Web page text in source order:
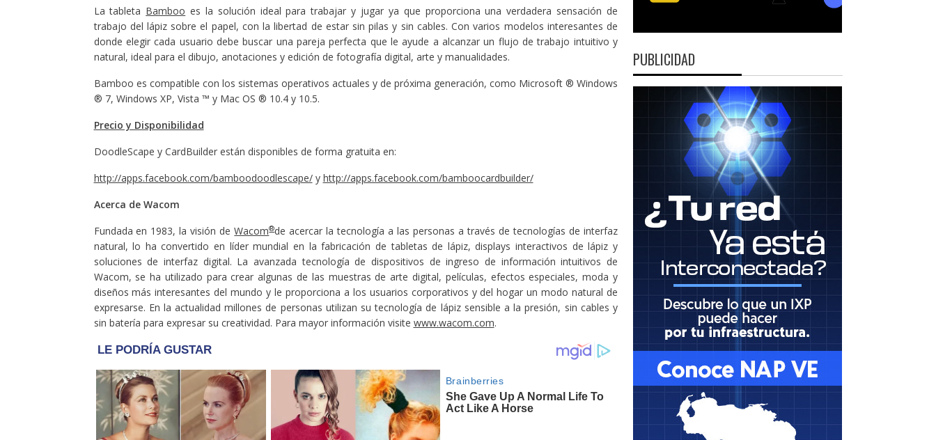
La tableta Bamboo es la solución ideal para trabajar y jugar ya que proporciona una verdadera sensación de
trabajo del lápiz sobre el papel, con la libertad de estar sin pilas y sin cables. Con varios modelos interesantes de
donde elegir cada usuario debe buscar una pareja perfecta que le ayude a alcanzar un flujo de trabajo intuitivo y
natural, ideal para el dibujo, anotaciones y edición de fotografía digital, arte y manualidades.
Bamboo es compatible con los sistemas operativos actuales y de próxima generación, como Microsoft ® Windows
® 7, Windows XP, Vista ™ y Mac OS ® 10.4 y 10.5.
Precio y Disponibilidad
DoodleScape y CardBuilder están disponibles de forma gratuita en:
http://apps.facebook.com/bamboodoodlescape/y http://apps.facebook.com/bamboocardbuilder/
Acerca de Wacom
Fundada en 1983, la visión deWacom®de acercar la tecnología a las personas a través de tecnologías de interfaz
natural, lo ha convertido en líder mundial en la fabricación de tabletas de lápiz, displays interactivos de lápiz y
soluciones de interfaz digital. La avanzada tecnología de dispositivos de ingreso de información intuitivos de
Wacom, se ha utilizado para crear algunas de las muestras de arte digital, películas, efectos especiales, moda y
diseños más interesantes del mundo y le proporciona a los usuarios corporativos y del hogar un modo natural de
expresarse. En la actualidad millones de personas utilizan su tecnología de lápiz sensible a la presión, sin cables y
sin batería para expresar su creatividad. Para mayor información visite www.wacom.com.
PUBLICIDAD